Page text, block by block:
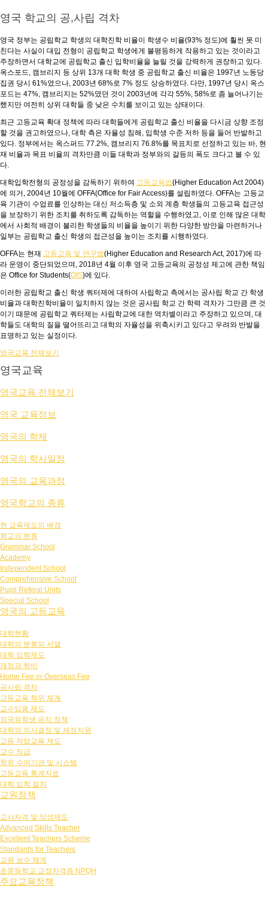
영국 학교의 공,사립 격차
영국 정부는 공립학교 학생의 대학진학 비율이 학생수 비율(93% 정도)에 훨씬 못 미
친다는 사실이 대입 전형이 공립학교 학생에게 불평등하게 작용하고 있는 것이라고
주장하면서 대학교에 공립학교 출신 입학비율을 늘릴 것을 강력하게 권장하고 있다.
옥스포드, 캠브리지 등 상위 13개 대학 학생 중 공립학교 출신 비율은 1997년 노동당
집권 당시 61%였으나, 2003년 68%로 7% 정도 상승하였다. 다만, 1997년 당시 옥스
포드는 47%, 캠브리지는 52%였던 것이 2003년에 각각 55%, 58%로 좀 늘어나기는
했지만 여전히 상위 대학들 중 낮은 수치를 보이고 있는 상태이다.
최근 고등교육 확대 정책에 따라 대학들에게 공립학교 출신 비율을 다시금 상향 조정
할 것을 권고하였으나, 대학 측은 자율성 침해, 입학생 수준 저하 등을 들어 반발하고
있다. 정부에서는 옥스퍼드 77.2%, 캠브리지 76.8%를 목표치로 선정하고 있는 바, 현
재 비율과 목표 비율의 격차만큼 이들 대학과 정부와의 갈등의 폭도 크다고 볼 수 있
다.
대학입학전형의 공정성을 감독하기 위하여 고등교육법(Higher Education Act 2004)
에 의거, 2004년 10월에 OFFA(Office for Fair Access)를 설립하였다. OFFA는 고등교
육 기관이 수업료를 인상하는 대신 저소득층 및 소외 계층 학생들의 고등교육 접근성
을 보장하기 위한 조치를 취하도록 감독하는 역할을 수행하였고, 이로 인해 많은 대학
에서 사회적 배경이 불리한 학생들의 비율을 높이기 위한 다양한 방안을 마련하거나
일부는 공립학교 출신 학생의 접근성을 높이는 조치를 시행하였다.
OFFA는 현재 고등교육 및 연구법(Higher Education and Research Act, 2017)에 따
라 운영이 중단되었으며, 2018년 4월 이후 영국 고등교육의 공정성 제고에 관한 책임
은 Office for Students(OfS)에 있다.
이러한 공립학교 출신 학생 쿼터제에 대하여 사립학교 측에서는 공사립 학교 간 학생
비율과 대학진학비율이 일치하지 않는 것은 공사립 학교 간 학력 격차가 그만큼 큰 것
이기 때문에 공립학교 쿼터제는 사립학교에 대한 역차별이라고 주장하고 있으며, 대
학들도 대학의 질을 떨어뜨리고 대학의 자율성을 위축시키고 있다고 우려와 반발을
표명하고 있는 실정이다.
영국교육 전체보기
영국교육
영국교육 전체보기
영국 교육정보
영국의 학제
영국의 학사일정
영국의 교육과정
영국학교의 종류
현 교육제도의 배경
학교의 분류
Grammar School
Academy
Independent School
Comprehensive School
Pupil Referal Units
Special School
영국의 고등교육
대학현황
대학의 분류와 서열
대학 입학제도
재정과 학비
Home Fee or Overseas Fee
공사립 격차
고등교육 학위 체계
교수임용 제도
외국유학생 유치 정책
대학의 의사결정 및 재정지원
고등 작업교육 제도
교수 직급
학위 수여기관 및 시스템
고등교육 통계자료
대학 입학 절차
교원정책
교사자격 및 양성제도
Advanced Skills Teacher
Excellent Teachers Scheme
Standards for Teachers
교원 보수 체계
초중등학교 교장자격증 NPQH
주요교육정책